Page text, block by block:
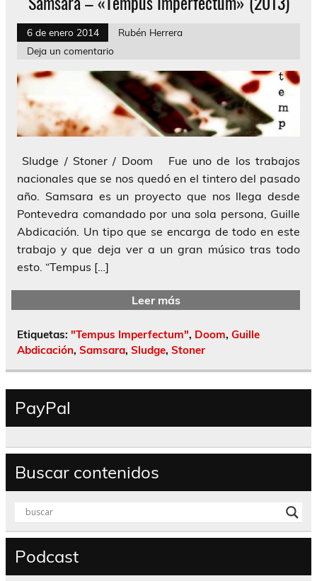
6 de enero 2014
Rubén Herrera
Deja un comentario
Sludge / Stoner / Doom Fue uno de los trabajos
nacionales que se nos quedó en el tintero del pasado
año. Samsara es un proyecto que nos llega desde
Pontevedra comandado por una sola persona, Guille
Abdicación. Un tipo que se encarga de todo en este
trabajo y que deja ver a un gran músico tras todo
esto. “Tempus […]
Leer más
Etiquetas: "Tempus Imperfectum", Doom, Guille
Abdicación, Samsara, Sludge, Stoner
PayPal
Buscar contenidos
Podcast